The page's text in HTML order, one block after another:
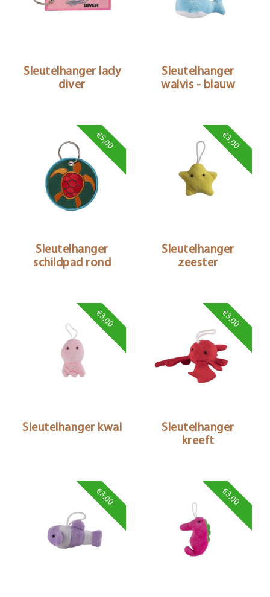
Sleutelhanger lady
diver
Sleutelhanger
walvis - blauw
€5,00
Sleutelhanger
schildpad rond
€3,00
Sleutelhanger
zeester
€3,00
Sleutelhanger kwal
€3,00
Sleutelhanger
kreeft
€3,00 €3,00